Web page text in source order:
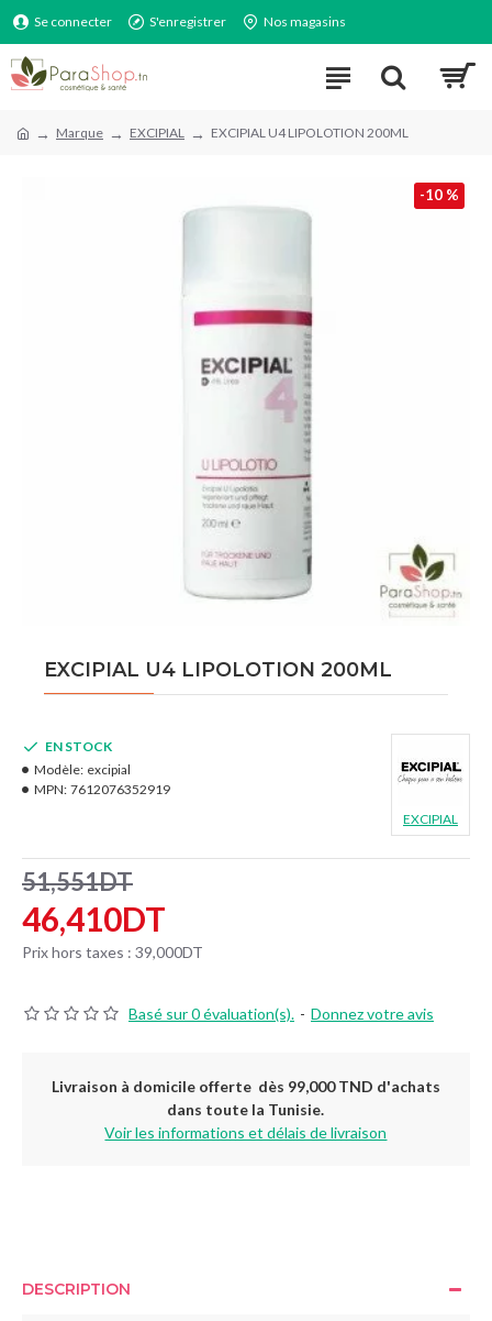
Se connecter S'enregistrer Nos magasins
Marque EXCIPIAL EXCIPIAL U4 LIPOLOTION 200ML
-10 %
EXCIPIAL U4 LIPOLOTION 200ML
Basé sur 0 évaluation(s). - Donnez votre avis
46,410DT
51,551DT
Prix hors taxes : 39,000DT
EN STOCK
Modèle: excipial
MPN: 7612076352919
EXCIPIAL
Livraison à domicile offerte dès 99,000 TND d'achats
dans toute la Tunisie.
Voir les informations et délais de livraison
DESCRIPTION